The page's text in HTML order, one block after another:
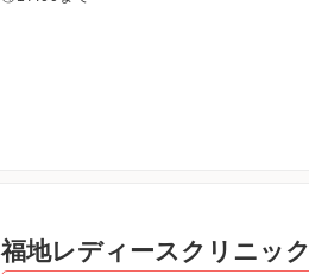
福地レディースクリニック